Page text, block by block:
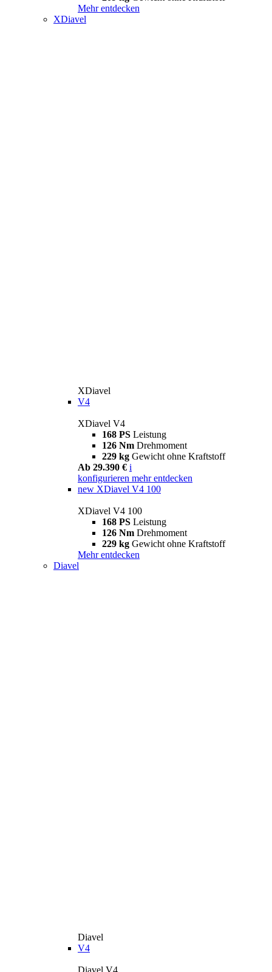
Mehr entdecken
XDiavel
XDiavel
V4
XDiavel V4
168 PS Leistung
126 Nm Drehmoment
229 kg Gewicht ohne Kraftstoff
Ab 29.390 € i
konfigurieren mehr entdecken
new XDiavel V4 100
XDiavel V4 100
168 PS Leistung
126 Nm Drehmoment
229 kg Gewicht ohne Kraftstoff
Mehr entdecken
Diavel
Diavel
V4